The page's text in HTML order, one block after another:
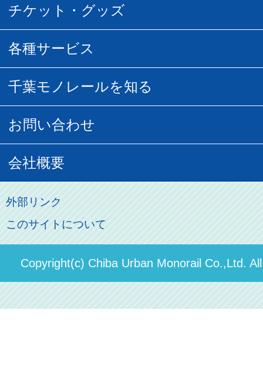
空の散歩道
URBAN FLYER時刻表
団体乗車
貸切列車
乗車券の種類
フリーきっぷ
記念切符
割引制度
その他のご案内
パスモのご案内
チケット・グッズ
駅窓口販売チケット
葭川となみグッズ
初音ミクグッズ
俺の妹。
各種サービス
モノちゃんトラベル
広告募集
直営駐車場パーク＆ライド
ステーションギャラリー
駅構内出店者様募集
千葉モノレールを知る
営業距離世界最長
モノちゃん
お問い合わせ
お客様の声
よくあるご質問
お問い合わせ先
会社概要
会社概要
社長ごあいさつ
決算概要
輸送人員の推移（PDF）
外部リンク
このサイトについて
Copyright(c) Chiba Urban Monorail Co.,Ltd.